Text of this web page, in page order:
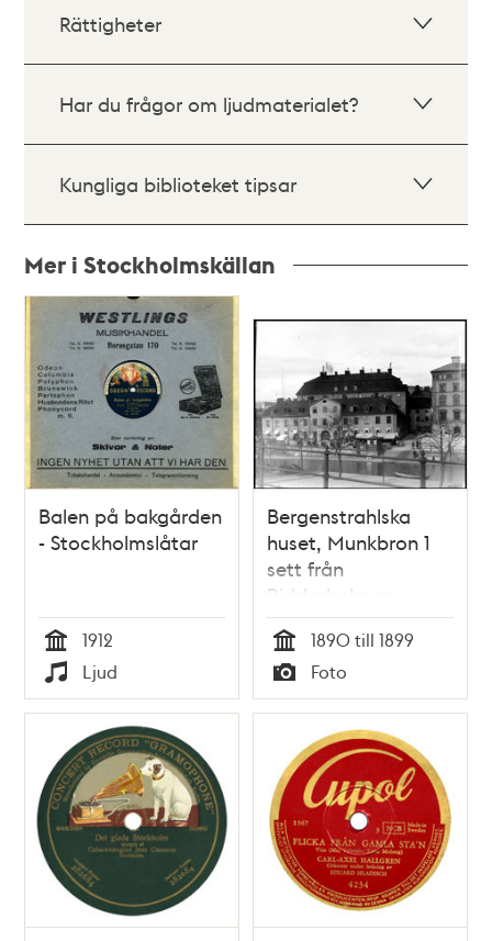
Rättigheter
Har du frågor om ljudmaterialet?
Kungliga biblioteket tipsar
Mer i Stockholmskällan
Relaterade
teman
Balen på bakgården
- Stockholmslåtar
Tid
1912
Typ
Ljud
Bergenstrahlska
huset, Munkbron 1
sett från
Riddarholmen
Tid
1890 till 1899
Typ
Foto